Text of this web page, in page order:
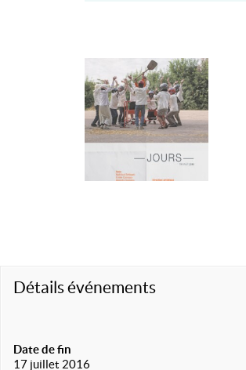
Détails événements
Date de fin
17 juillet 2016